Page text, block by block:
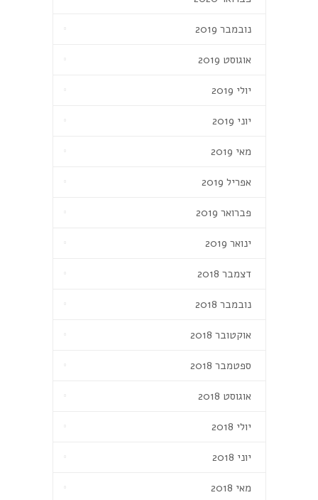
נובמבר 2019
אוגוסט 2019
יולי 2019
יוני 2019
מאי 2019
אפריל 2019
פברואר 2019
ינואר 2019
דצמבר 2018
נובמבר 2018
אוקטובר 2018
ספטמבר 2018
אוגוסט 2018
יולי 2018
יוני 2018
מאי 2018